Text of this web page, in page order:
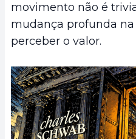
movimento não é
mudança profunda
perceber o valor.